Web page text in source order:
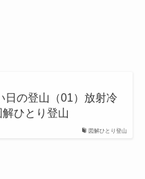
図解ひとり登山
日の登山（01）放射冷
ひとり登山